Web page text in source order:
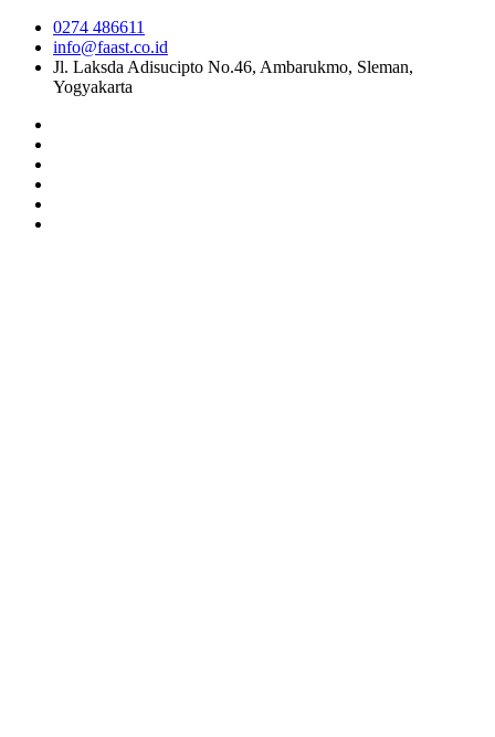
0274 486611
info@faast.co.id
Jl. Laksda Adisucipto No.46, Ambarukmo, Sleman,
Yogyakarta